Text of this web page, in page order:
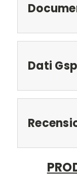
Dati